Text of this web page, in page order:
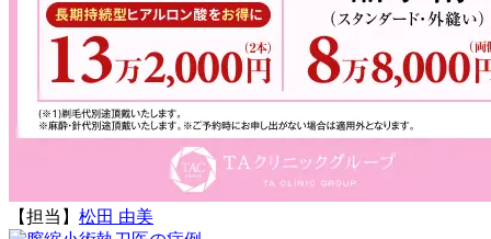
【担当】 松田 由美